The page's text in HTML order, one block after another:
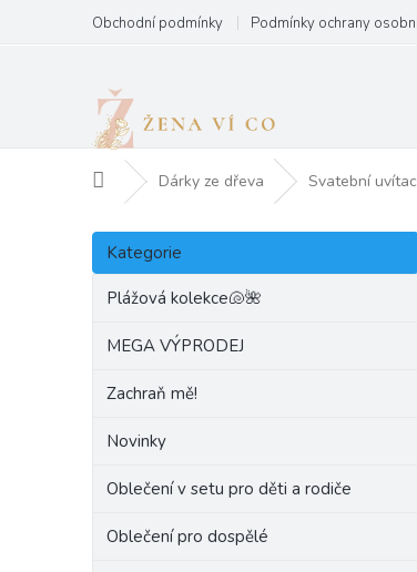
obsah
Obchodní podmínky Podmínky ochrany
Domů Dárky ze dřeva Svatební
P
s
Přeskočit
kategorie
Kategorie
Plážová kolekce🐚🌺
MEGA VÝPRODEJ
Zachraň mě!
Novinky
Oblečení v setu pro děti a rodiče
Oblečení pro dospělé